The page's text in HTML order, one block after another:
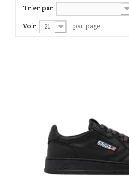
Trier par --
Voir 21 par page